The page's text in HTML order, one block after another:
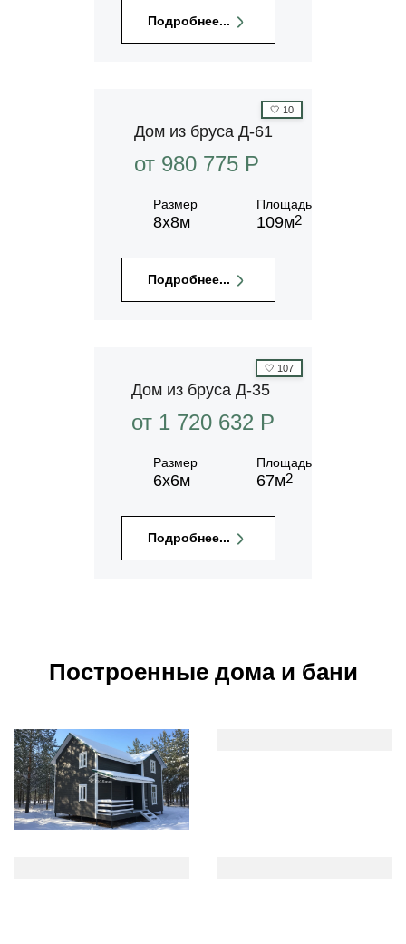
Подробнее...
🤍 10
Дом из бруса Д-61
от 980 775 P
Размер
8х8м
Площадь
109м2
Подробнее...
🤍 107
Дом из бруса Д-35
от 1 720 632 P
Размер
6х6м
Площадь
67м2
Подробнее...
Построенные дома и бани